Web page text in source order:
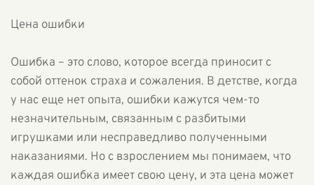
Цена ошибки
Ошибка – это слово, которое всегда приносит с
собой оттенок страха и сожаления. В детстве, когда
у нас еще нет опыта, ошибки кажутся чем-то
незначительным, связанным с разбитыми
игрушками или несправедливо полученными
наказаниями. Но с взрослением мы понимаем, что
каждая ошибка имеет свою цену, и эта цена может